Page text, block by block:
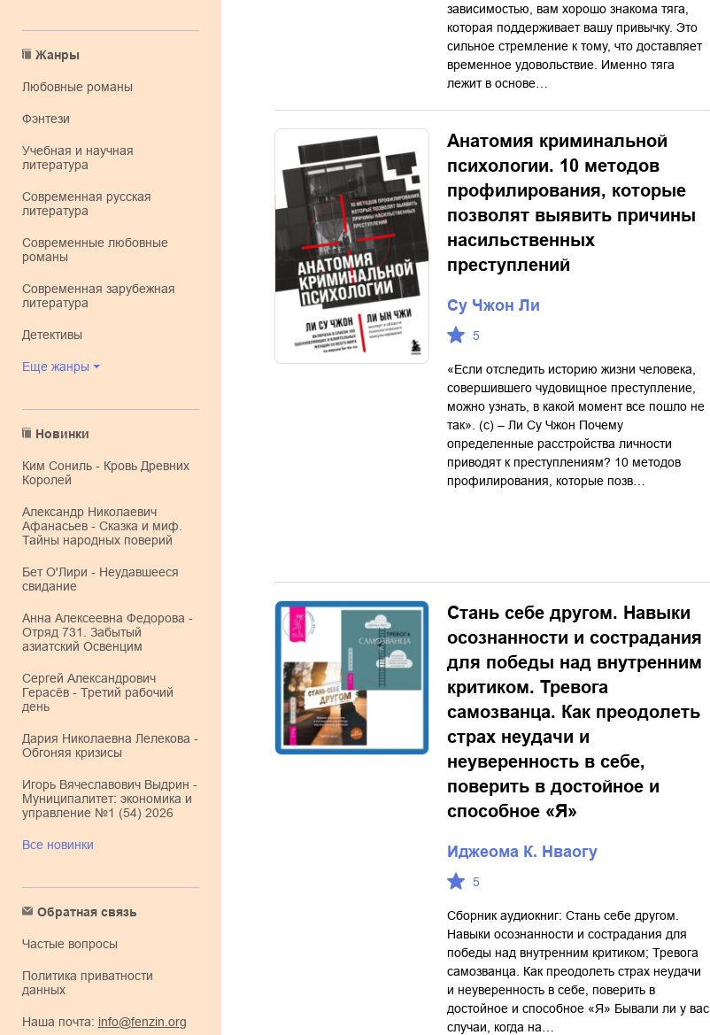
Жанры
любовные романы
фэнтези
учебная и научная
литература
современная русская
литература
современные любовные
романы
современная зарубежная
литература
детективы
Еще жанры
Новинки
Ким Сониль - Кровь Древних
Королей
Александр Николаевич
Афанасьев - Сказка и миф.
Тайны народных поверий
Бет О'Лири - Неудавшееся
свидание
Анна Алексеевна Федорова -
Отряд 731. Забытый
азиатский Освенцим
Сергей Александрович
Герасёв - Третий рабочий
день
Дария Николаевна Лелекова -
Обгоняя кризисы
Игорь Вячеславович Выдрин -
Муниципалитет: экономика и
управление №1 (54) 2026
Все новинки
Обратная связь
Частые вопросы
Политика приватности
данных
Наша почта: info@fenzin.org
зависимостью, вам хорошо знакома тяга,
которая поддерживает вашу привычку. Это
сильное стремление к тому, что доставляет
временное удовольствие. Именно тяга
лежит в основе…
Анатомия криминальной
психологии. 10 методов
профилирования, которые
позволят выявить причины
насильственных
преступлений
Су Чжон Ли
5
«Если отследить историю жизни человека,
совершившего чудовищное преступление,
можно узнать, в какой момент все пошло не
так». (с) – Ли Су Чжон Почему
определенные расстройства личности
приводят к преступлениям? 10 методов
профилирования, которые позв…
Стань себе другом. Навыки
осознанности и сострадания
для победы над внутренним
критиком. Тревога
самозванца. Как преодолеть
страх неудачи и
неуверенность в себе,
поверить в достойное и
способное «Я»
Иджеома К. Нваогу
5
Сборник аудиокниг: Стань себе другом.
Навыки осознанности и сострадания для
победы над внутренним критиком; Тревога
самозванца. Как преодолеть страх неудачи
и неуверенность в себе, поверить в
достойное и способное «Я» Бывали ли у вас
случаи, когда на…